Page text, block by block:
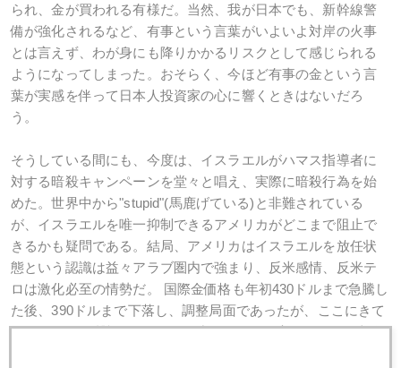
られ、金が買われる有様だ。当然、我が日本でも、新幹線警
備が強化されるなど、有事という言葉がいよいよ対岸の火事
とは言えず、わが身にも降りかかるリスクとして感じられる
ようになってしまった。おそらく、今ほど有事の金という言
葉が実感を伴って日本人投資家の心に響くときはないだろ
う。
そうしている間にも、今度は、イスラエルがハマス指導者に
対する暗殺キャンペーンを堂々と唱え、実際に暗殺行為を始
めた。世界中から"stupid"(馬鹿げている)と非難されている
が、イスラエルを唯一抑制できるアメリカがどこまで阻止で
きるかも疑問である。結局、アメリカはイスラエルを放任状
態という認識は益々アラブ圏内で強まり、反米感情、反米テ
ロは激化必至の情勢だ。 国際金価格も年初430ドルまで急騰し
た後、390ドルまで下落し、調整局面であったが、ここにきて
420ドルまで反騰してきた。円建てでは、円高によりやや相殺